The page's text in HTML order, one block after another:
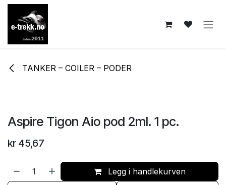
Skip to Content
TANKER – COILER – PODER
Aspire Tigon Aio pod 2ml. 1 pc.
kr 45,67
Legg i handlekurven